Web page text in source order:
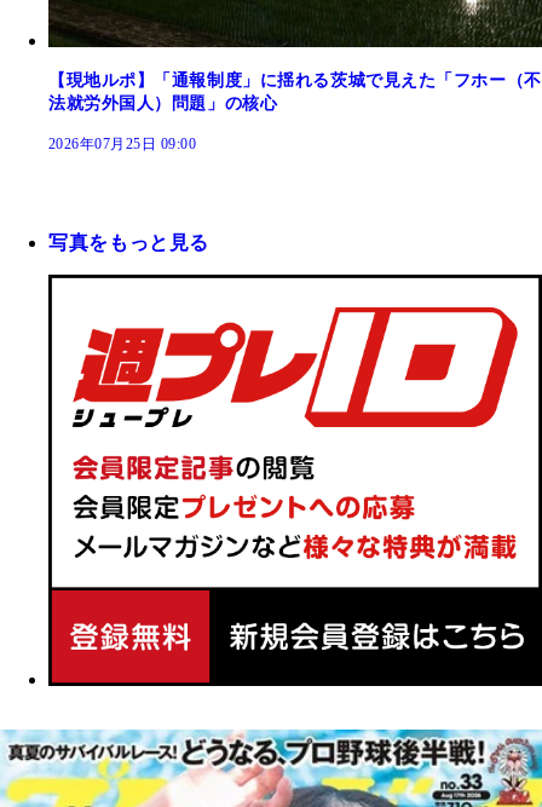
【現地ルポ】「通報制度」に揺れる茨城で見えた「フホー（不
法就労外国人）問題」の核心
2026年07月25日 09:00
写真をもっと見る